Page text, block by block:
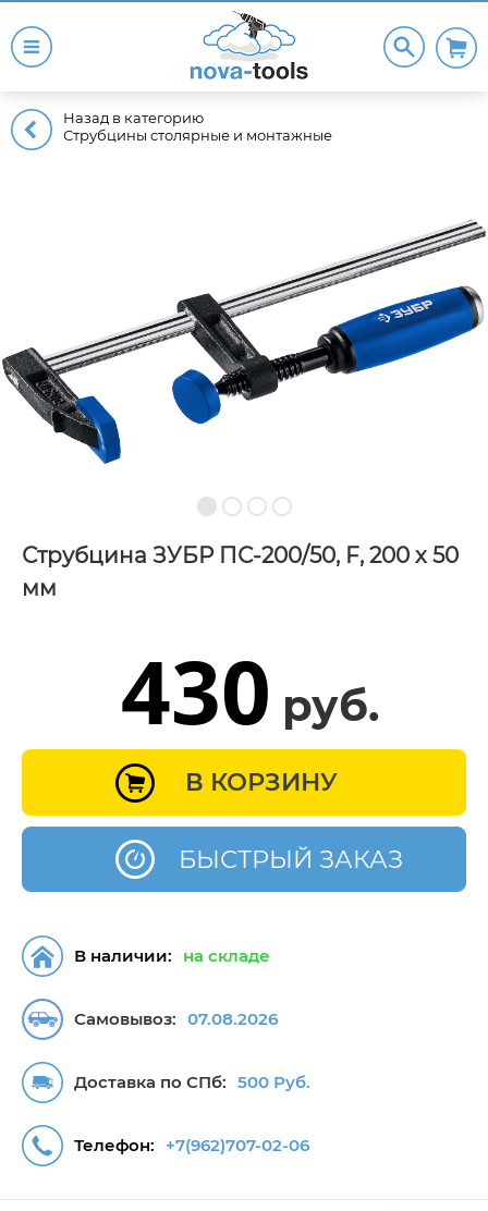
Назад в категорию
Струбцины столярные и монтажные
Струбцина ЗУБР ПС-200/50, F, 200 х 50
мм
430 руб.
БЫСТРЫЙ ЗАКАЗ
В КОРЗИНУ
Самовывоз: 07.08.2026
Доставка по СПб: 500 Руб.
В наличии: на складе
Телефон: +7(962)707-02-06